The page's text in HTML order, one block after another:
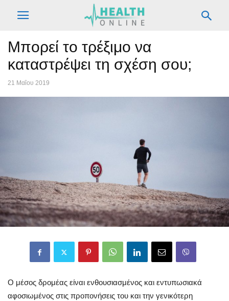
Μπορεί το τρέξιμο να
καταστρέψει τη σχέση σου;
21 Μαΐου 2019
Ο μέσος δρομέας είναι ενθουσιασμένος και εντυπωσιακά
αφοσιωμένος στις προπονήσεις του και την γενικότερη